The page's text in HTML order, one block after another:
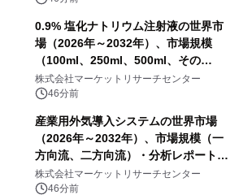
0.9% 塩化ナトリウム注射液の世界市
場（2026年～2032年）、市場規模
（100ml、250ml、500ml、その
他）・分析レポートを発表
株式会社マーケットリサーチセンター
46分前
産業用外気導入システムの世界市場
（2026年～2032年）、市場規模（一
方向流、二方向流）・分析レポートを
発表
株式会社マーケットリサーチセンター
46分前